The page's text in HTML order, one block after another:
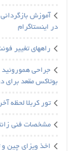
آموزش
در اینستاگرام
راههای تغییر
جراحی هموروئید
بوتاکس مقعد برای
تور کربلا لحظه
مشخصات فنی
اخذ ویزای چین و